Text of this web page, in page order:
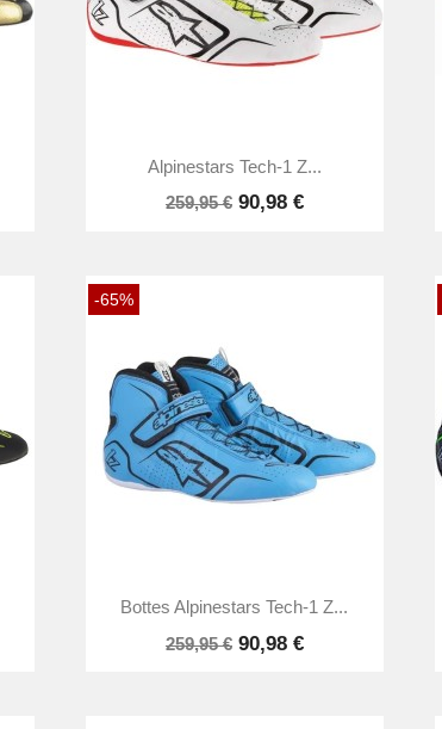
Aperçu rapide
Alpinestars Tech-1 Z...
259,95 € 90,98 €
-65%
Aperçu rapide
Bottes Alpinestars Tech-1 Z...
259,95 € 90,98 €